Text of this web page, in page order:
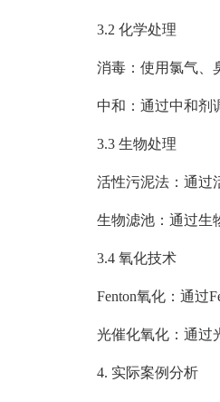
3.2 化学处理
消毒：使用氯气、臭
中和：通过中和剂调
3.3 生物处理
活性污泥法：通过活
生物滤池：通过生物
3.4 氧化技术
Fenton氧化：通过
光催化氧化：通过光
4. 实际案例分析